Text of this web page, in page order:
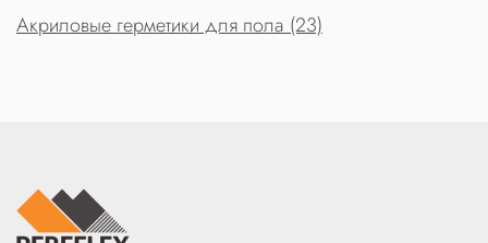
Акриловые герметики для пола (23)